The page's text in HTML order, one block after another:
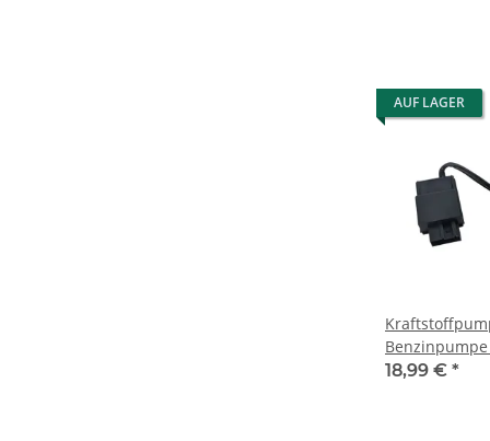
AUF LAGER
Benzinpumpe
VW
18,99 € *